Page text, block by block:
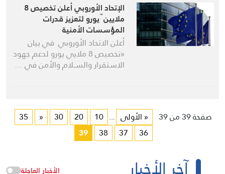
الإتحاد الأوروبي أعلن تخصيص 8
ملايين ّ يورو لتعزيز قدرات
المؤسسات الأمنية
أعلن الاتحاد الأوروبي في بيان
«تخصيص 8 ملايي يورو لدعم جهود
الاستقرار والســلام والأمن في …
صفحة 39 من 39 « الأولى ...
10
20
30
«
35
36
37
38
39
الأخبار العاجلة